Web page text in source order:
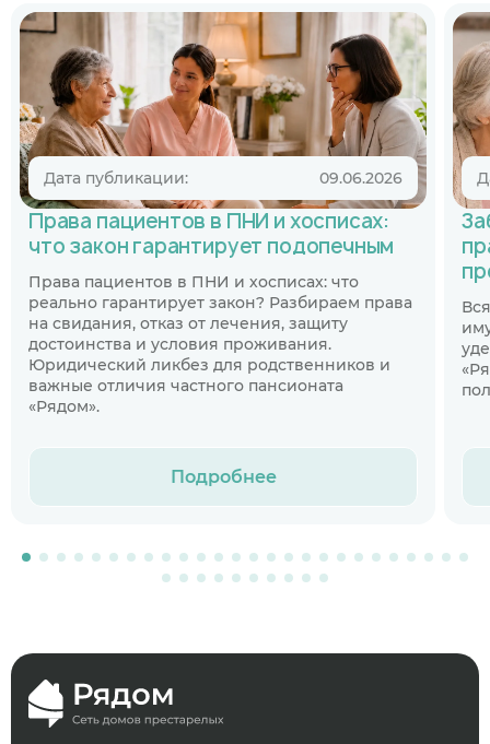
Дата публикации: 09.06.2026
Права пациентов в ПНИ и хосписах:
что закон гарантирует подопечным
Права пациентов в ПНИ и хосписах: что
реально гарантирует закон? Разбираем права
на свидания, отказ от лечения, защиту
достоинства и условия проживания.
Юридический ликбез для родственников и
важные отличия частного пансионата
«Рядом».
Подробнее